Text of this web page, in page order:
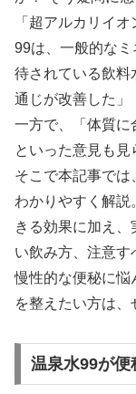
「超アルカリイ
99は、一般的な
待されている飲料
通じが改善した」
一方で、「体質に
といった意見も見
そこで本記事で
わかりやすく解
きる効果に加え
い飲み方、注意す
慢性的な便秘に悩
を整えたい方は、
温泉水99が便